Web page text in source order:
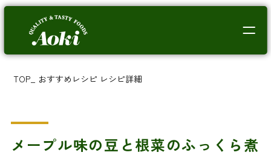
TOP おすすめレシピ レシピ詳細
メープル味の豆と根菜のふっくら煮